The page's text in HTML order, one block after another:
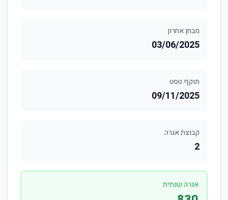
מבחן אחרון
03/06/2025
תוקף טסט
09/11/2025
קבוצת אגרה
2
אגרה שנתית